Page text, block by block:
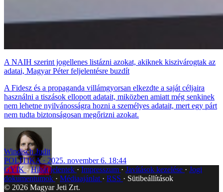
A NAIH szerint jogellenes listázni azokat, akiknek kiszivárogtak az
adatai, Magyar Péter feljelentésre buzdít
A Fidesz és a propaganda villámgyorsan elkezdte a saját céljaira
használni a tiszások ellopott adatait, miközben amiatt még senkinek
nem lehetne nyilvánosságra hozni a személyes adatait, mert egy párt
nem tudta biztonságosan megőrizni azokat.
Windisch Judit
POLITIKA
2025. november 6. 18:44
GYIK Hibát jelentek Impresszum Javítások kezelése
Jogi
dokumentumok
Médiaajánlat RSS
Sütibeállítások
© 2026 Magyar Jeti Zrt.